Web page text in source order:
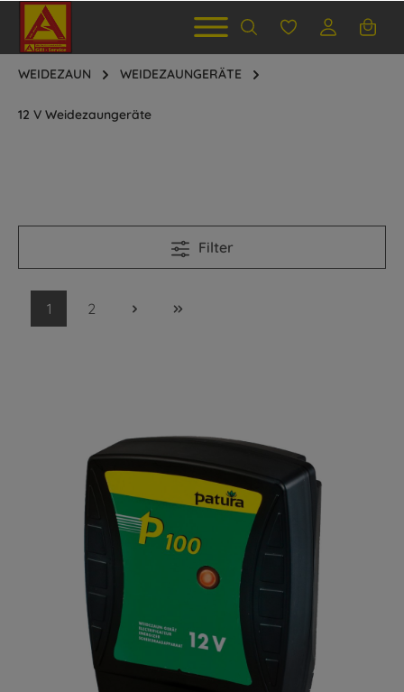
WEIDEZAUN WEIDEZAUNGERÄTE
12 V Weidezaungeräte
Filter
1 2